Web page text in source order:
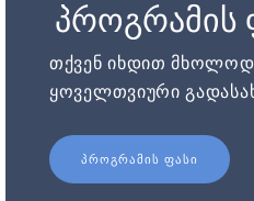
პროგრამის
თქვენ იხდით
ყოველთვიური
ᲞᲠᲝᲒᲠᲐᲛᲘᲡ ᲤᲐᲡᲘ